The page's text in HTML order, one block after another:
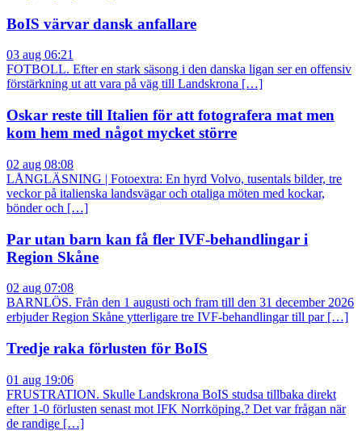
BoIS värvar dansk anfallare
03 aug 06:21
FOTBOLL. Efter en stark säsong i den danska ligan ser en offensiv
förstärkning ut att vara på väg till Landskrona […]
Oskar reste till Italien för att fotografera mat men
kom hem med något mycket större
02 aug 08:08
LÅNGLÄSNING | Fotoextra: En hyrd Volvo, tusentals bilder, tre
veckor på italienska landsvägar och otaliga möten med kockar,
bönder och […]
Par utan barn kan få fler IVF-behandlingar i
Region Skåne
02 aug 07:08
BARNLÖS. Från den 1 augusti och fram till den 31 december 2026
erbjuder Region Skåne ytterligare tre IVF-behandlingar till par […]
Tredje raka förlusten för BoIS
01 aug 19:06
FRUSTRATION. Skulle Landskrona BoIS studsa tillbaka direkt
efter 1-0 förlusten senast mot IFK Norrköping.? Det var frågan när
de randige […]